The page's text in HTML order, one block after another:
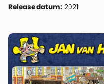
Release datum: 2021